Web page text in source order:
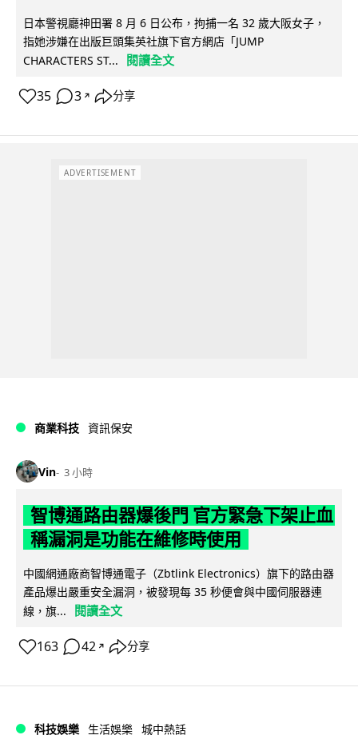
日本警視廳神田署 8 月 6 日公布，拘捕一名 32 歲大阪女子，
指她涉嫌在出版巨頭集英社旗下官方網店「JUMP
CHARACTERS ST...
閱讀全文
35 3 ↗ 分享
ADVERTISEMENT
商業科技 資訊保安
Vin 3 小時
智博通路由器爆後門 官方緊急下架止血
稱漏洞是功能在維修時使用
中國網通廠商智博通電子（Zbtlink Electronics）旗下的路由器
產品爆出嚴重安全漏洞，被發現每 35 秒便會與中國伺服器連
線，旗...
閱讀全文
163 42 ↗ 分享
科技娛樂 生活娛樂 城中熱話